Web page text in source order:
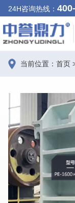
24H咨询热线：
当前位置： 首页